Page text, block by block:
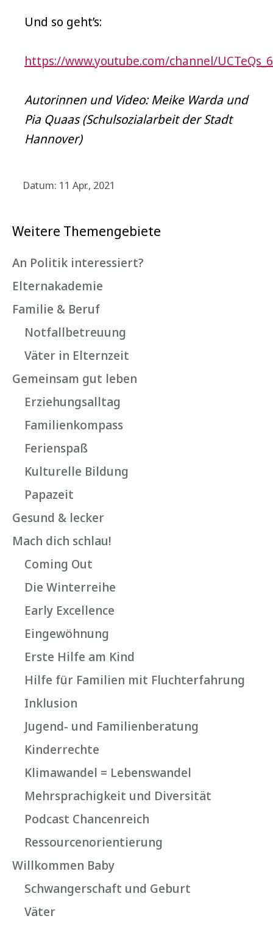
Und so geht’s:
https://www.youtube.com/channel/
Autorinnen und Video: Meike Warda und
Pia Quaas (Schulsozialarbeit der Stadt
Hannover)
Datum: 11 Apr., 2021
Weitere Themengebiete
An Politik interessiert?
Elternakademie
Familie & Beruf
Notfallbetreuung
Väter in Elternzeit
Gemeinsam gut leben
Erziehungsalltag
Familienkompass
Ferienspaß
Kulturelle Bildung
Papazeit
Gesund & lecker
Mach dich schlau!
Coming Out
Die Winterreihe
Early Excellence
Eingewöhnung
Erste Hilfe am Kind
Hilfe für Familien mit Fluchterfahrung
Inklusion
Jugend- und Familienberatung
Kinderrechte
Klimawandel = Lebenswandel
Mehrsprachigkeit und Diversität
Podcast Chancenreich
Ressourcenorientierung
Willkommen Baby
Schwangerschaft und Geburt
Väter